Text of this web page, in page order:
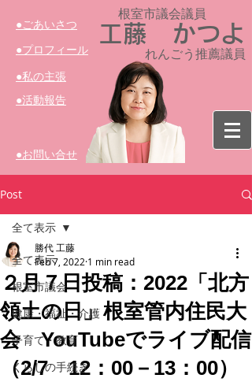
​●ごあいさつ
​●プロフィール
​●活動報告
​●私の主張
​●お問い合せ
工藤 かつよ
根室市議会議員​
れんごう推薦議員
Post
全て表示
根室市議会
健康・福祉・介護
子育て・教育
くらしの手続き
全て表示
２月７日投稿：2022「北方
領土の日」根室管内住民大
会 YouTubeでライブ配信
（2/7 12：00－13：00）
勝代 工藤
Feb 7, 2022 1 min read